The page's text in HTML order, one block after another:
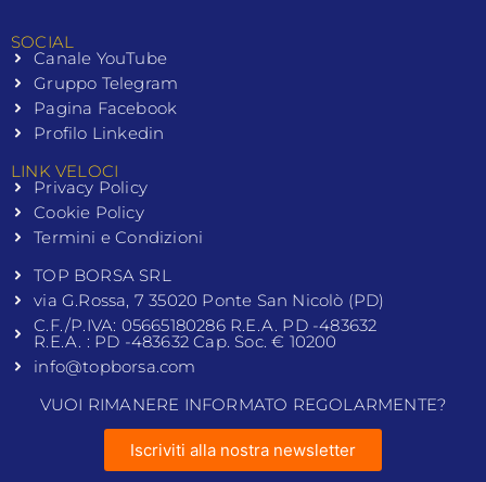
SOCIAL
Canale YouTube
Gruppo Telegram
Pagina Facebook
Profilo Linkedin
LINK VELOCI
Privacy Policy
Cookie Policy
Termini e Condizioni
TOP BORSA SRL
via G.Rossa, 7 35020 Ponte San Nicolò (PD)
C.F./P.IVA: 05665180286 R.E.A. PD -483632
R.E.A. : PD -483632 Cap. Soc. € 10200
info@topborsa.com
VUOI RIMANERE INFORMATO REGOLARMENTE?
Iscriviti alla nostra newsletter